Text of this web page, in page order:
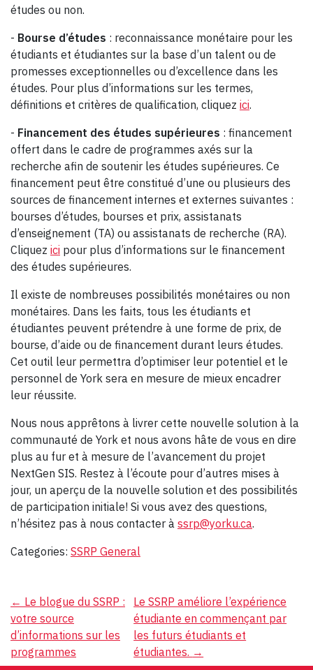
études ou non.
- Bourse d’études : reconnaissance monétaire pour les
étudiants et étudiantes sur la base d’un talent ou de
promesses exceptionnelles ou d’excellence dans les
études. Pour plus d’informations sur les termes,
définitions et critères de qualification, cliquez ici.
- Financement des études supérieures : financement
offert dans le cadre de programmes axés sur la
recherche afin de soutenir les études supérieures. Ce
financement peut être constitué d’une ou plusieurs des
sources de financement internes et externes suivantes :
bourses d’études, bourses et prix, assistanats
d’enseignement (TA) ou assistanats de recherche (RA).
Cliquez ici pour plus d’informations sur le financement
des études supérieures.
Il existe de nombreuses possibilités monétaires ou non
monétaires. Dans les faits, tous les étudiants et
étudiantes peuvent prétendre à une forme de prix, de
bourse, d’aide ou de financement durant leurs études.
Cet outil leur permettra d’optimiser leur potentiel et le
personnel de York sera en mesure de mieux encadrer
leur réussite.
Nous nous apprêtons à livrer cette nouvelle solution à la
communauté de York et nous avons hâte de vous en dire
plus au fur et à mesure de l’avancement du projet
NextGen SIS. Restez à l’écoute pour d’autres mises à
jour, un aperçu de la nouvelle solution et des possibilités
de participation initiale! Si vous avez des questions,
n’hésitez pas à nous contacter à ssrp@yorku.ca.
Categories: SSRP General
Navigation
de
l’article
← Le blogue du SSRP :
votre source
d’informations sur les
programmes
Le SSRP améliore l’expérience
étudiante en commençant par
les futurs étudiants et
étudiantes. →